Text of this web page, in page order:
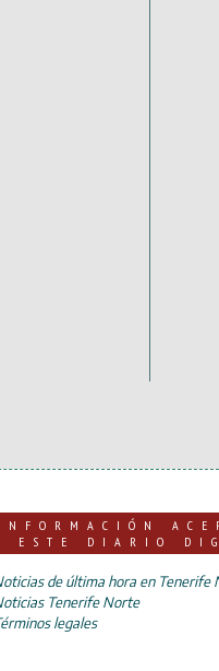
ESTE DIARIO
de última hora en Tenerife
Tenerife Norte
legales